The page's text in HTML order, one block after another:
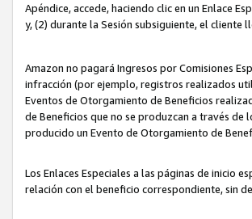
Apéndice, accede, haciendo clic en un Enlace
y, (2) durante la Sesión subsiguiente, el
Amazon no pagará Ingresos por Comisiones
infracción (por ejemplo, registros realizados
Eventos de Otorgamiento de Beneficios
de Beneficios que no se produzcan a través de
producido un Evento de Otorgamiento de
Los Enlaces Especiales a las páginas de inicio
relación con el beneficio correspondiente, sin